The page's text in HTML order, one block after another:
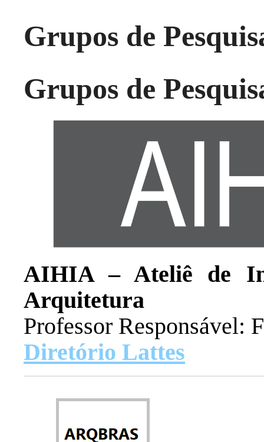
Grupos de
Grupos de
AIHIA – Ateliê de
Arquitetura
Professor Responsável:
Diretório Lattes